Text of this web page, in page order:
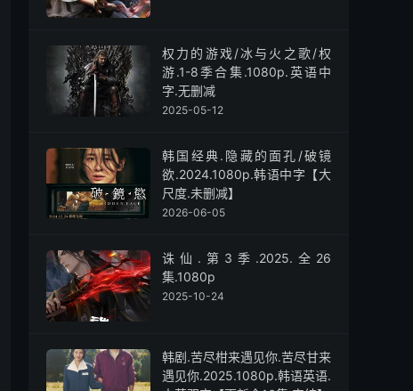
权力的游戏/冰与火之歌/权
游.1-8季合集.1080p.英语中
字.无删减
2025-05-12
韩国经典.隐藏的面孔/破镜
欲.2024.1080p.韩语中字【大
尺度.未删减】
2026-06-05
诛仙.第3季.2025.全26
集.1080p
2025-10-24
韩剧.苦尽柑来遇见你.苦尽甘来
遇见你.2025.1080p.韩语英语.